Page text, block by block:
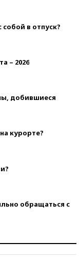
в отпуск?
– 2026
добившиеся
курорте?
обращаться с